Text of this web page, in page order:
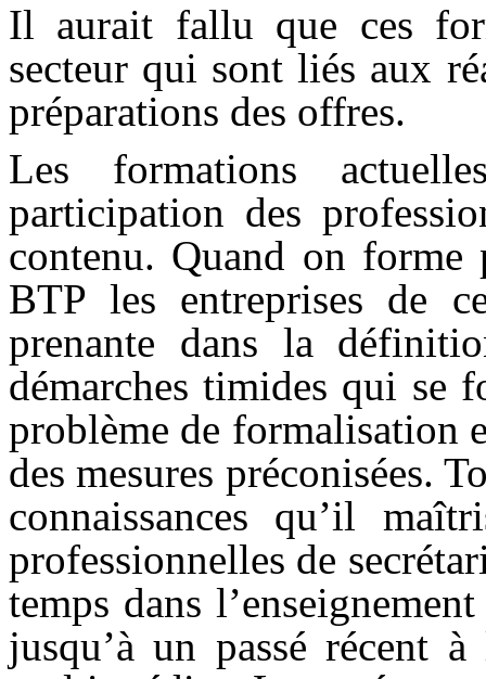
Il aurait fallu que ces
secteur qui sont liés aux
préparations des offres.
Les formations
participation des
contenu. Quand on
BTP les entreprises de
prenante dans la
démarches timides qui se
problème de formalisation
des mesures préconisées.
connaissances qu’il
professionnelles de
temps dans
jusqu’à un passé récent